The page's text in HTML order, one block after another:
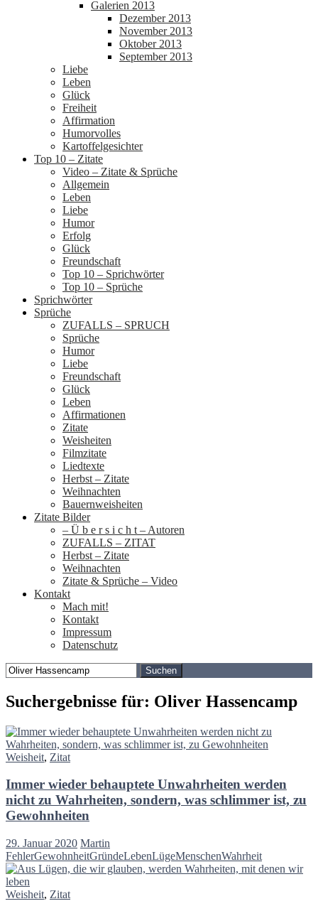
Galerien 2013
Dezember 2013
November 2013
Oktober 2013
September 2013
Liebe
Leben
Glück
Freiheit
Affirmation
Humorvolles
Kartoffelgesichter
Top 10 – Zitate
Video – Zitate & Sprüche
Allgemein
Leben
Liebe
Humor
Erfolg
Glück
Freundschaft
Top 10 – Sprichwörter
Top 10 – Sprüche
Sprichwörter
Sprüche
ZUFALLS – SPRUCH
Sprüche
Humor
Liebe
Freundschaft
Glück
Leben
Affirmationen
Zitate
Weisheiten
Filmzitate
Liedtexte
Herbst – Zitate
Weihnachten
Bauernweisheiten
Zitate Bilder
– Ü b e r s i c h t – Autoren
ZUFALLS – ZITAT
Herbst – Zitate
Weihnachten
Zitate & Sprüche – Video
Kontakt
Mach mit!
Kontakt
Impressum
Datenschutz
Suchen
nach:
Suchergebnisse für: Oliver Hassencamp
Weisheit, Zitat
Immer wieder behauptete Unwahrheiten werden
nicht zu Wahrheiten, sondern, was schlimmer ist, zu
Gewohnheiten
29. Januar 2020 Martin
FehlerGewohnheitGründeLebenLügeMenschenWahrheit
Weisheit, Zitat